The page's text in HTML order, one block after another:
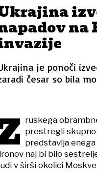
na
je ponoči
česar so bila
ruskega
prestregli skupno
predstavlja
naj bi bilo
v širši okolici